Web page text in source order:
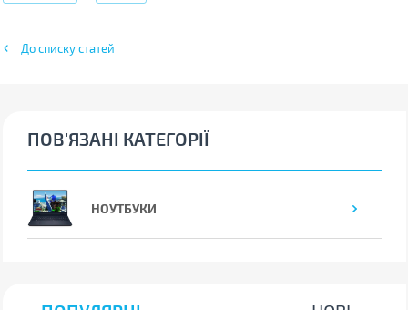
До списку статей
ПОВ'ЯЗАНІ КАТЕГОРІЇ
НОУТБУКИ